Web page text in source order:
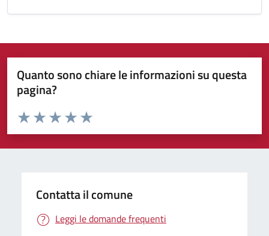
Quanto sono chiare le informazioni su questa
pagina?
Valuta da 1 a 5 stelle la pagina
Valuta 5 stelle su 5
Valuta 4 stelle su 5
Valuta 3 stelle su 5
Valuta 2 stelle su 5
Valuta 1 stelle su 5
Contatta il comune
Leggi le domande frequenti